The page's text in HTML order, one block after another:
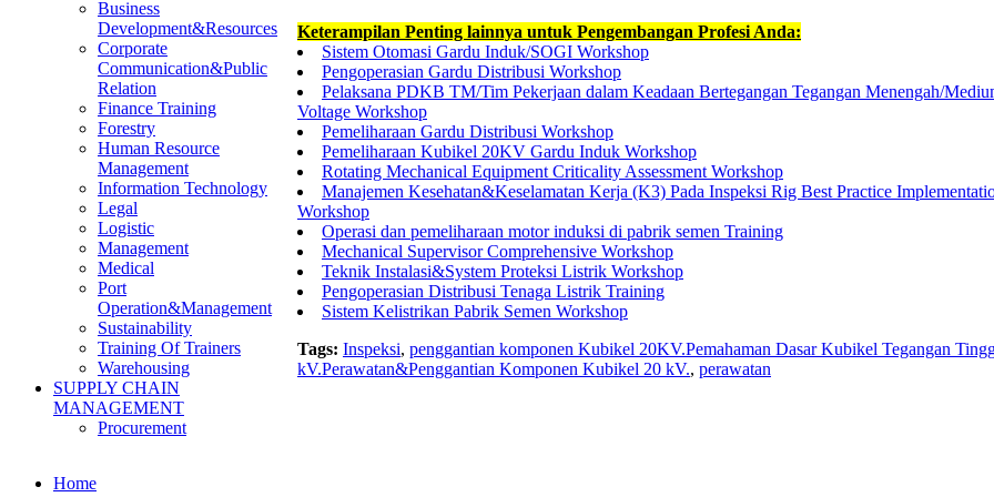
Business
Development&Resources
Corporate
Communication&Public
Relation
Finance Training
Forestry
Human Resource
Management
Information Technology
Legal
Logistic
Management
Medical
Port
Operation&Management
Sustainability
Training Of Trainers
Warehousing
SUPPLY CHAIN
MANAGEMENT
Procurement
Keterampilan Penting lainnya untuk Pengembangan Profesi Anda:
Sistem Otomasi Gardu Induk/SOGI Workshop
Pengoperasian Gardu Distribusi Workshop
Pelaksana PDKB TM/Tim Pekerjaan dalam Keadaan Bertegangan Tegangan Menengah/
Voltage Workshop
Pemeliharaan Gardu Distribusi Workshop
Pemeliharaan Kubikel 20KV Gardu Induk Workshop
Rotating Mechanical Equipment Criticality Assessment Workshop
Manajemen Kesehatan&Keselamatan Kerja (K3) Pada Inspeksi Rig Best Practice
Workshop
Operasi dan pemeliharaan motor induksi di pabrik semen Training
Mechanical Supervisor Comprehensive Workshop
Teknik Instalasi&System Proteksi Listrik Workshop
Pengoperasian Distribusi Tenaga Listrik Training
Sistem Kelistrikan Pabrik Semen Workshop
Tags: Inspeksi, penggantian komponen Kubikel 20KV.Pemahaman Dasar Kubikel Tegangan
kV.Perawatan&Penggantian Komponen Kubikel 20 kV., perawatan
Home